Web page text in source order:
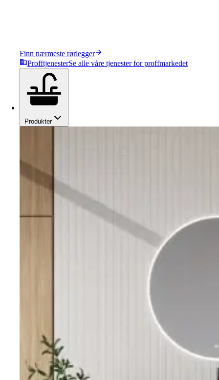
Finn nærmeste rørlegger
ProfftjenesterSe alle våre tjenester for proffmarkedet
Produkter